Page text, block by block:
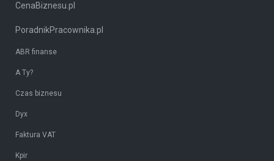
CenaBiznesu.pl
PoradnikPracownika.pl
ABR finanse
A Ty?
Czas biznesu
Dyx
Faktura VAT
Kpir